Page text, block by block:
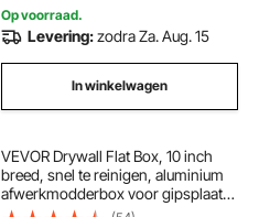
Op voorraad.
Levering:zodra Za. Aug. 15
In winkelwagen
VEVOR Drywall Flat Box, 10 inch
breed, snel te reinigen, aluminium
afwerkmodderbox voor gipsplaat,
wandplaat, gipsplaat, bonus